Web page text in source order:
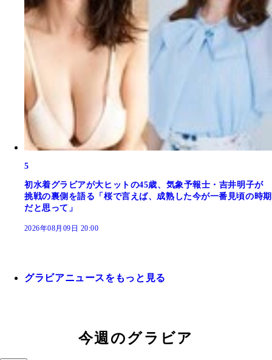
5
初水着グラビアが大ヒットの45歳、気象予報士・吉井明子が
挑戦の裏側を語る「桜で言えば、成熟した今が一番見頃の時期
だと思って」
2026年08月09日 20:00
グラビアニュースをもっと見る
今週のグラビア